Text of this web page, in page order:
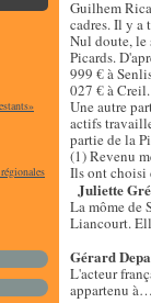
Guilhem
cadres. Il y a
Nul doute, le
Picards.
999 € à
027 € à Creil.
Une autre
actifs
partie de la
(1) Revenu
Ils ont choisi
Juliette
La môme de
Liancourt.
Gérard
L'acteur
appartenu